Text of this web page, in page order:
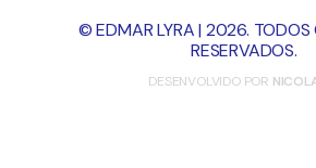
© EDMAR LYRA | 2026. TODOS
RESERVADOS.
DESENVOLVIDO POR